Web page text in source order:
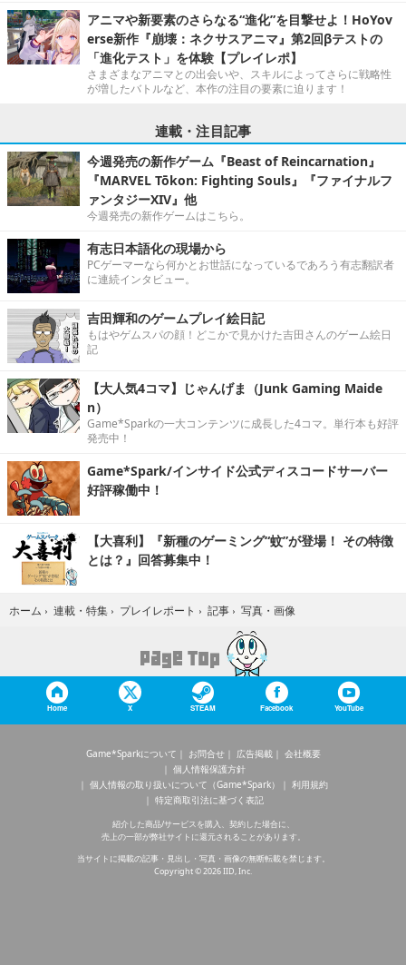
アニマや新要素のさらなる“進化”を目撃せよ！HoYov
erse新作『崩壊：ネクサスアニマ』第2回βテストの
「進化テスト」を体験【プレイレポ】
さまざまなアニマとの出会いや、スキルによってさらに戦略性
が増したバトルなど、本作の注目の要素に迫ります！
連載・注目記事
今週発売の新作ゲーム『Beast of Reincarnation』
『MARVEL Tōkon: Fighting Souls』『ファイナルフ
ァンタジーXIV』他
今週発売の新作ゲームはこちら。
有志日本語化の現場から
PCゲーマーなら何かとお世話になっているであろう有志翻訳者
に連続インタビュー。
吉田輝和のゲームプレイ絵日記
もはやゲムスパの顔！どこかで見かけた吉田さんのゲーム絵日
記
【大人気4コマ】じゃんげま（Junk Gaming Maide
n）
Game*Sparkの一大コンテンツに成長した4コマ。単行本も好評
発売中！
Game*Spark/インサイド公式ディスコードサーバー
好評稼働中！
【大喜利】『新種のゲーミング“蚊”が登場！ その特徴
とは？』回答募集中！
ホーム › 連載・特集 › プレイレポート › 記事 › 写真・画像
Home X STEAM Facebook YouTube
Game*Sparkについて お問合せ 広告掲載
会社概要
個人情報保護方針
個人情報の取り扱いについて（Game*Spark）
利用規約
特定商取引法に基づく表記
紹介した商品/サービスを購入、契約した場合に、
売上の一部が弊社サイトに還元されることがあります。
当サイトに掲載の記事・見出し・写真・画像の無断転載を禁じます。
Copyright © 2026 IID, Inc.